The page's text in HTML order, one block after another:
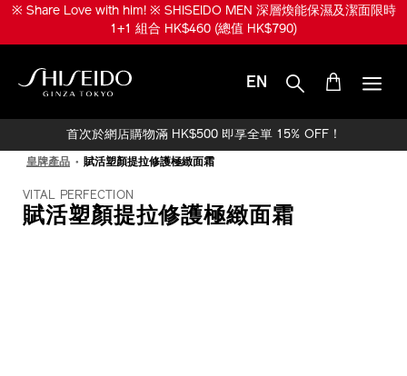
※ Share Love with him! ※ SHISEIDO MEN 深層煥能保濕及潔面限時
1+1 組合 HK$460 (總值 HK$790)
EN
首次於網店購物滿 HK$500 即享全單 15% OFF！
皇牌產品 賦活塑顏提拉修護極緻面霜
VITAL PERFECTION
賦活塑顏提拉修護極緻面霜